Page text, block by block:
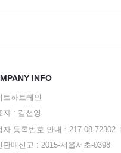
INFO
트하트레인
자 : 김선영
자 등록번호 안내 : 217-08-72302
판매신고 : 2015-서울서초-0398